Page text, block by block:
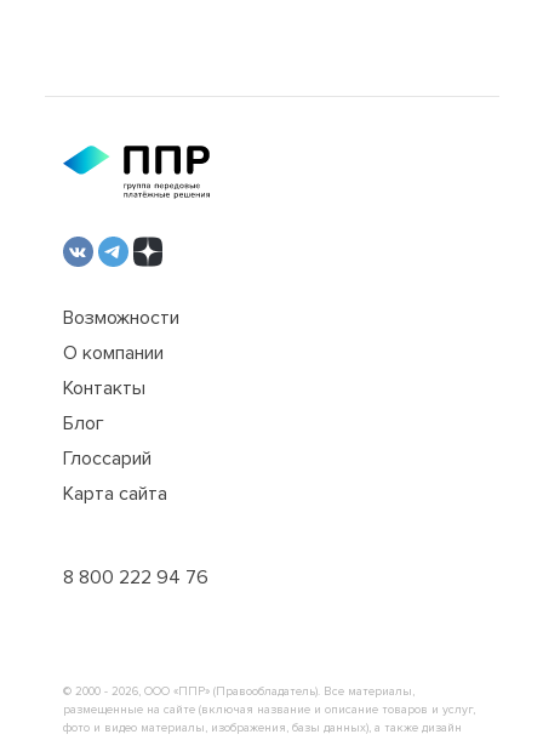
Возможности
О компании
Контакты
Блог
Глоссарий
Карта сайта
8 800 222 94 76
© 2000 - 2026, ООО «ППР» (Правообладатель). Все материалы,
размещенные на сайте (включая название и описание товаров и услуг,
фото и видео материалы, изображения, базы данных), а также дизайн